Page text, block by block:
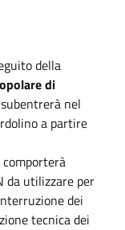
della
di
nel
a partire
da utilizzare per
dei
tecnica dei